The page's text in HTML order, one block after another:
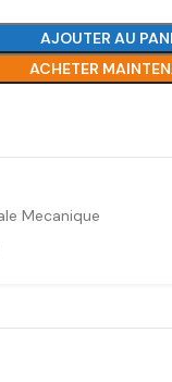
AJOUTER AU
ACHETER
Mecanique